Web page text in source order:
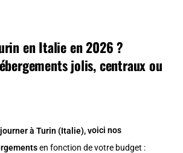
en Italie en 2026 ?
jolis, centraux ou
à Turin (Italie), voici nos
en fonction de votre budget :